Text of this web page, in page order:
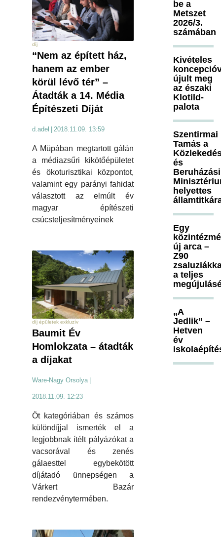
díj
“Nem az épített ház,
hanem az ember
körül lévő tér” –
Átadták a 14. Média
Építészeti Díját
d.adel 2018.11.09. 13:59
A Müpában megtartott gálán
a médiazsűri kikötőépületet
és ökoturisztikai központot,
valamint egy parányi fahidat
választott az elmúlt év
magyar építészeti
csúcsteljesítményeinek
díj épületek exkluzív
Baumit Év
Homlokzata – átadták
a díjakat
Ware-Nagy Orsolya
2018.11.09. 12:23
Öt kategóriában és számos
különdíjjal ismerték el a
legjobbnak ítélt pályázókat a
vacsorával és zenés
gálaesttel egybekötött
díjátadó ünnepségen a
Várkert Bazár
rendezvénytermében.
be a
Metszet
2026/3.
számában
Kivételes
újult meg
az északi
Klotild-
palota
Szentirmai
Tamás a
és
Beruházási
helyettes
Egy
új arca –
Z90
a teljes
„A
Jedlik” –
Hetven
év